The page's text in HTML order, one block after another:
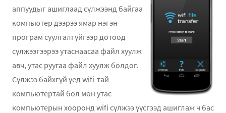
аппуудыг ашиглаад сүлжээнд байгаа
компьютер дээрээ ямар нэгэн
програм суулгалгүйгээр дотоод
сүлжээгээрээ утаснаасаа файл хуулж
авч, утас руугаа файл хуулж болдог.
Сүлжээ байхгүй үед wifi-тай
компьютертай бол мөн утас
компьютерын хооронд wifi сүлжээ үүсгээд ашиглаж ч бас